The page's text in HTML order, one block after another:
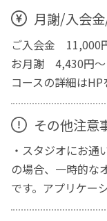
月謝/入会
ご入会金 11,000
お月謝 4,430円〜
コースの詳細は
その他注意
・スタジオにお通
の場合、一時的な
です。アプリケー